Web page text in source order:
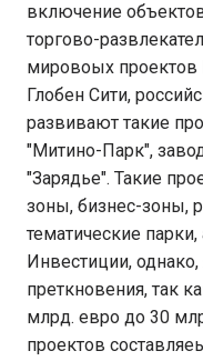
включение
торгово-
мировоых проектов
Глобен Сити,
развивают такие
"Митино-Парк",
"Зарядье". Такие
зоны, бизнес-зоны,
тематические
Инвестиции,
преткновения, так
млрд. евро до 30
проектов